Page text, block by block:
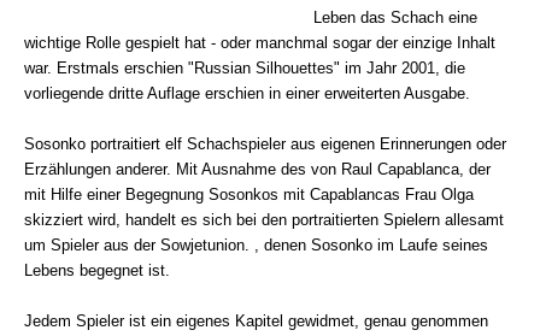
Leben das Schach eine
wichtige Rolle gespielt hat - oder manchmal sogar der einzige Inhalt
war. Erstmals erschien "Russian Silhouettes" im Jahr 2001, die
vorliegende dritte Auflage erschien in einer erweiterten Ausgabe.
Sosonko portraitiert elf Schachspieler aus eigenen Erinnerungen oder
Erzählungen anderer. Mit Ausnahme des von Raul Capablanca, der
mit Hilfe einer Begegnung Sosonkos mit Capablancas Frau Olga
skizziert wird, handelt es sich bei den portraitierten Spielern allesamt
um Spieler aus der Sowjetunion. , denen Sosonko im Laufe seines
Lebens begegnet ist.
Jedem Spieler ist ein eigenes Kapitel gewidmet, genau genommen